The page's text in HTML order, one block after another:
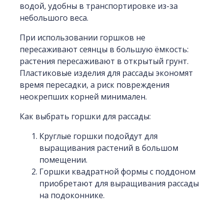
водой, удобны в транспортировке из-за
небольшого веса.
При использовании горшков не
пересаживают сеянцы в большую ёмкость:
растения пересаживают в открытый грунт.
Пластиковые изделия для рассады экономят
время пересадки, а риск повреждения
неокрепших корней минимален.
Как выбрать горшки для рассады:
Круглые горшки подойдут для
выращивания растений в большом
помещении.
Горшки квадратной формы с поддоном
приобретают для выращивания рассады
на подоконнике.